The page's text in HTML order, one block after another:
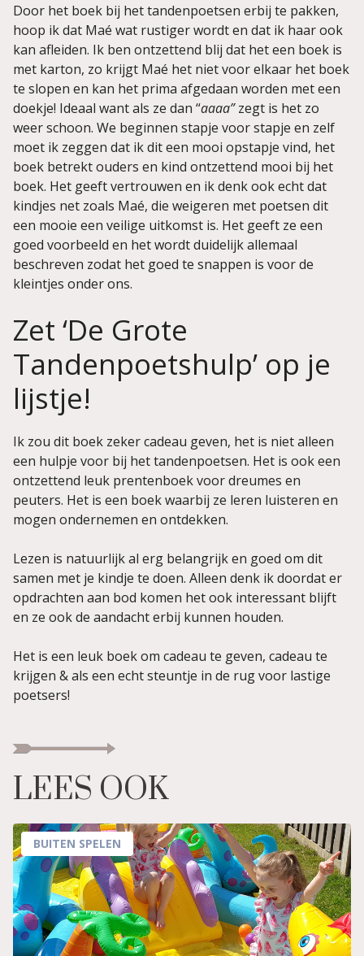
Door het boek bij het tandenpoetsen erbij te pakken,
hoop ik dat Maé wat rustiger wordt en dat ik haar ook
kan afleiden. Ik ben ontzettend blij dat het een boek is
met karton, zo krijgt Maé het niet voor elkaar het boek
te slopen en kan het prima afgedaan worden met een
doekje! Ideaal want als ze dan “aaaa”zegt is het zo
weer schoon. We beginnen stapje voor stapje en zelf
moet ik zeggen dat ik dit een mooi opstapje vind, het
boek betrekt ouders en kind ontzettend mooi bij het
boek. Het geeft vertrouwen en ik denk ook echt dat
kindjes net zoals Maé, die weigeren met poetsen dit
een mooie een veilige uitkomst is. Het geeft ze een
goed voorbeeld en het wordt duidelijk allemaal
beschreven zodat het goed te snappen is voor de
kleintjes onder ons.
Zet ‘De Grote
Tandenpoetshulp’ op je
lijstje!
Ik zou dit boek zeker cadeau geven, het is niet alleen
een hulpje voor bij het tandenpoetsen. Het is ook een
ontzettend leuk prentenboek voor dreumes en
peuters. Het is een boek waarbij ze leren luisteren en
mogen ondernemen en ontdekken.
Lezen is natuurlijk al erg belangrijk en goed om dit
samen met je kindje te doen. Alleen denk ik doordat er
opdrachten aan bod komen het ook interessant blijft
en ze ook de aandacht erbij kunnen houden.
Het is een leuk boek om cadeau te geven, cadeau te
krijgen & als een echt steuntje in de rug voor lastige
poetsers!
LEES OOK
BUITEN SPELEN